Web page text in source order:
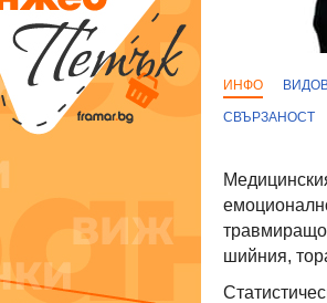
ИНФО
СВЪРЗАНОСТ
травмиращо
шийния,